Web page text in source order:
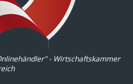
- Wirtschaftskammer